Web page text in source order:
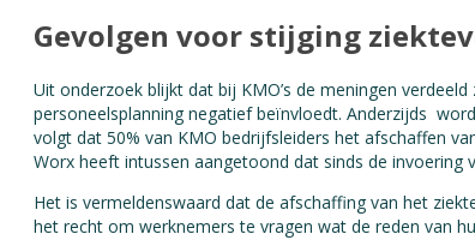
Gevolgen voor stijging
Uit onderzoek blijkt dat bij KMO’s de meningen
personeelsplanning negatief beïnvloedt. Anderzijds
volgt dat 50% van KMO bedrijfsleiders het afschaffen
Worx heeft intussen aangetoond dat sinds de
Het is vermeldenswaard dat de afschaffing van het
het recht om werknemers te vragen wat de reden van